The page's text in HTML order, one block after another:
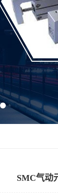
SMC气动